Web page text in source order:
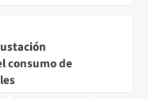
consumo de